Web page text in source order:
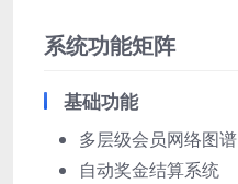
系统功能矩阵
基础功能
多层级会员网络图谱
自动奖金结算系统